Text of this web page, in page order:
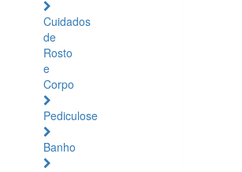
Cuidados
de
Rosto
e
Corpo
Pediculose
Banho